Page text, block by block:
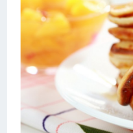
Категории
Мясные блюда